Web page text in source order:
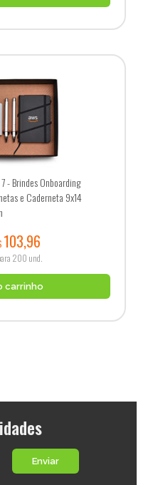
- Brindes Onboarding
e Caderneta 9x14
103,96
200 und.
carrinho
Enviar